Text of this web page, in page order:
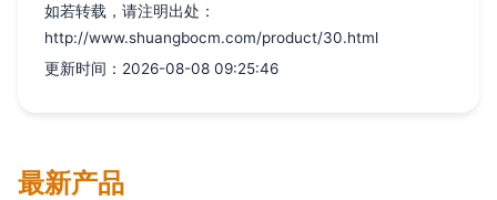
如若转载，请注明出处：
http://www.shuangbocm.com/product/30.html
更新时间：2026-08-08 09:25:46
最新产品